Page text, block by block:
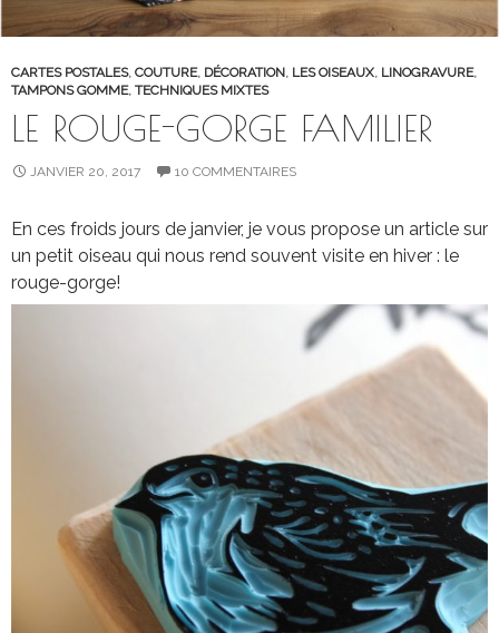
CARTES POSTALES, COUTURE, DÉCORATION, LES OISEAUX, LINOGRAVURE,
TAMPONS GOMME, TECHNIQUES MIXTES
LE ROUGE-GORGE FAMILIER
JANVIER 20, 2017 10 COMMENTAIRES
En ces froids jours de janvier, je vous propose un article sur
un petit oiseau qui nous rend souvent visite en hiver : le
rouge-gorge!